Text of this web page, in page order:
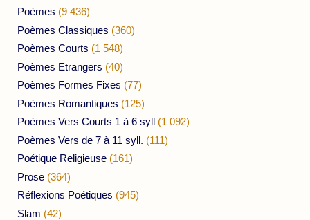
Poèmes (9 436)
Poèmes Classiques (360)
Poèmes Courts (1 548)
Poèmes Etrangers (40)
Poèmes Formes Fixes (77)
Poèmes Romantiques (125)
Poèmes Vers Courts 1 à 6 syll (1 092)
Poèmes Vers de 7 à 11 syll. (111)
Poétique Religieuse (161)
Prose (364)
Réflexions Poétiques (945)
Slam (42)